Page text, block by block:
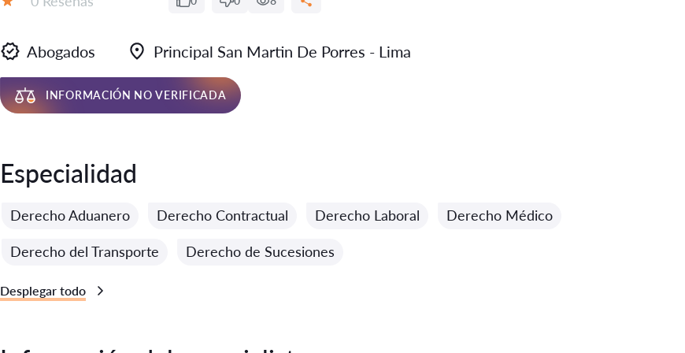
Abogados Principal San Martin De Porres - Lima
INFORMACIÓN NO VERIFICADA
Especialidad
Derecho Aduanero Derecho Contractual Derecho Laboral Derecho Médico
Derecho del Transporte Derecho de Sucesiones
Desplegar todo